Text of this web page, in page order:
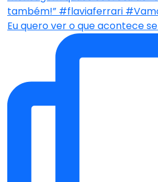
Eu quero ver o que acontece